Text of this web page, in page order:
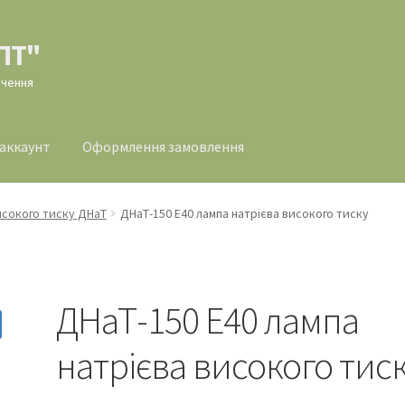
Оформлення замовлення
замовлення
тиску ДНаТ ДНаТ-150 Е40 лампа натрієва високого тиску
ДНаТ-150 Е40 лампа
натрієва високого